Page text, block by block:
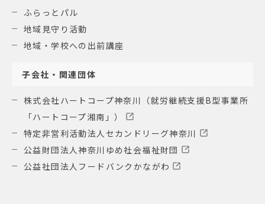
ふらっとパル
地域見守り活動
地域・学校への出前講座
子会社・関連団体
株式会社ハートコープ神奈川（就労継続支援B型事業所
「ハートコープ湘南」）
特定非営利活動法人セカンドリーグ神奈川
公益財団法人神奈川ゆめ社会福祉財団
公益社団法人フードバンクかながわ